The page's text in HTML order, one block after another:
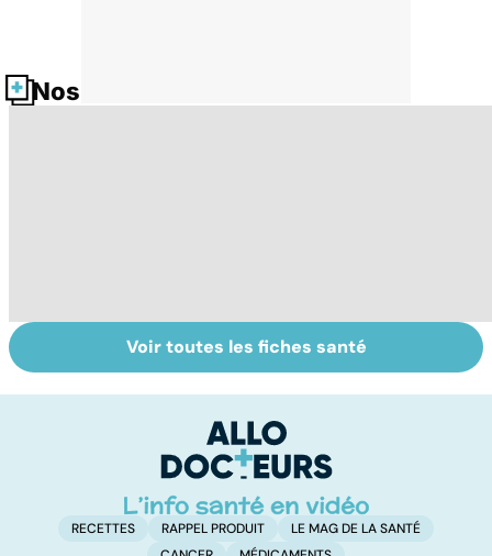
Nos fiches santé
Tout savoir sur
les infections
Inflammation des
amygdales : que
d'angine ?
Voir toutes les fiches santé
RECETTES RAPPEL PRODUIT
LE MAG DE LA SANTÉ